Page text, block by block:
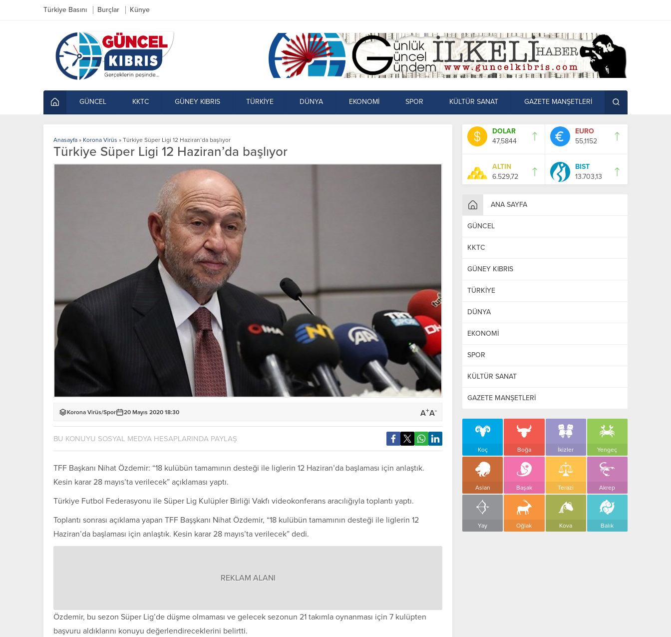
Türkiye Basını Burçlar Künye
GÜNCEL KKTC GÜNEY KIBRIS TÜRKİYE DÜNYA EKONOMİ SPOR KÜLTÜR SANAT GAZETE MANŞETLERİ
DOLAR
47,5844
EURO
55,1152
ALTIN
6.529,72
BIST
13.703,13
ANA SAYFA
GÜNCEL
KKTC
GÜNEY KIBRIS
TÜRKİYE
DÜNYA
EKONOMİ
SPOR
KÜLTÜR SANAT
GAZETE MANŞETLERİ
Koç Boğa İkizler Yengeç
Aslan Başak Terazi Akrep
Yay Oğlak Kova Balık
Anasayfa » Korona Virüs » Türkiye Süper Ligi 12 Haziran’da başlıyor
Türkiye Süper Ligi 12 Haziran’da başlıyor
Korona Virüs/Spor 20 Mayıs 2020 18:30 A+A-
BU KONUYU SOSYAL MEDYA HESAPLARINDA PAYLAŞ
TFF Başkanı Nihat Özdemir: “18 kulübün tamamının desteği ile liglerin 12 Haziran’da başlaması için anlaştık.
Kesin karar 28 mayıs’ta verilecek” açıklaması yaptı.
Türkiye Futbol Federasyonu ile Süper Lig Kulüpler Birliği Vakfı videokonferans aracılığıyla toplantı yaptı.
Toplantı sonrası açıklama yapan TFF Başşkanı Nihat Özdemir, “18 kulübün tamamının desteği ile liglerin 12
Haziran’da başlaması için anlaştık. Kesin karar 28 mayıs’ta verilecek” dedi.
REKLAM ALANI
Özdemir, bu sezon Süper Lig’de düşme olmaması ve gelecek sezonun 21 takımla oynanması için 7 kulüpten
başvuru aldıklarını konuyu değerlendireceklerini belirtti.